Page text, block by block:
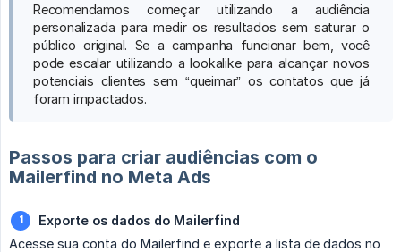
Recomendamos começar utilizando a audiência
personalizada para medir os resultados sem saturar o
público original. Se a campanha funcionar bem, você
pode escalar utilizando a lookalike para alcançar novos
potenciais clientes sem “queimar” os contatos que já
foram impactados.
Passos para criar audiências com o
Mailerfind no Meta Ads
Exporte os dados do Mailerfind
Acesse sua conta do Mailerfind e exporte a lista de dados no